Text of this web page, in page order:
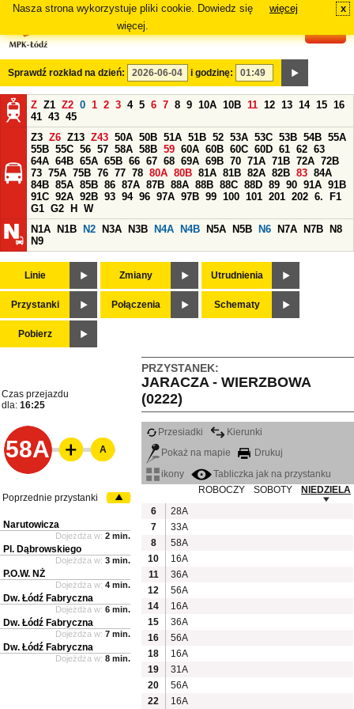
Nasza strona wykorzystuje pliki cookie. Dowiedz się
więcej.
więcej x
Sprawdź rozkład na dzień: i godzinę:
Z Z1 Z2 0 1 2 3 4 5 6 7 8 9 10A 10B 11 12 13 14 15 16
41 43 45
Z3 Z6 Z13 Z43 50A 50B 51A 51B 52 53A 53C 53B 54B 55A
55B 55C 56 57 58A 58B 59 60A 60B 60C 60D 61 62 63
64A 64B 65A 65B 66 67 68 69A 69B 70 71A 71B 72A 72B
73 75A 75B 76 77 78 80A 80B 81A 81B 82A 82B 83 84A
84B 85A 85B 86 87A 87B 88A 88B 88C 88D 89 90 91A 91B
91C 92A 92B 93 94 96 97A 97B 99 100 101 201 202 6.
F1
G1 G2 H
W
N1A
N1B N2 N3A N3B N4A N4B N5A N5B N6 N7A N7B
N8
N9
Linie Zmiany Utrudnienia
Przystanki Połączenia Schematy
Pobierz
PRZYSTANEK:
JARACZA - WIERZBOWA
(0222)
Czas przejazdu
dla: 16:25
58A
Przesiadki
Kierunki
Pokaż na mapie
Drukuj
ikony
Tabliczka jak na przystanku
ROBOCZY
SOBOTY
NIEDZIELA
6
28A
7
33A
8
58A
10
16A
11
36A
12
56A
14
16A
15
36A
16
56A
18
16A
19
31A
20
56A
22
16A
A
Poprzednie przystanki
Narutowicza
Dojeżdża w: 2 min.
Pl. Dąbrowskiego
Dojeżdża w: 3 min.
P.O.W. NŻ
Dojeżdża w: 4 min.
Dw. Łódź Fabryczna
Dojeżdża w: 6 min.
Dw. Łódź Fabryczna
Dojeżdża w: 7 min.
Dw. Łódź Fabryczna
Dojeżdża w: 8 min.